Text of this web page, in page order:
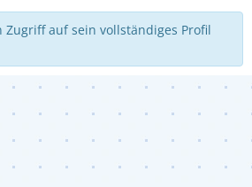
Zugriff auf sein vollständiges Profil